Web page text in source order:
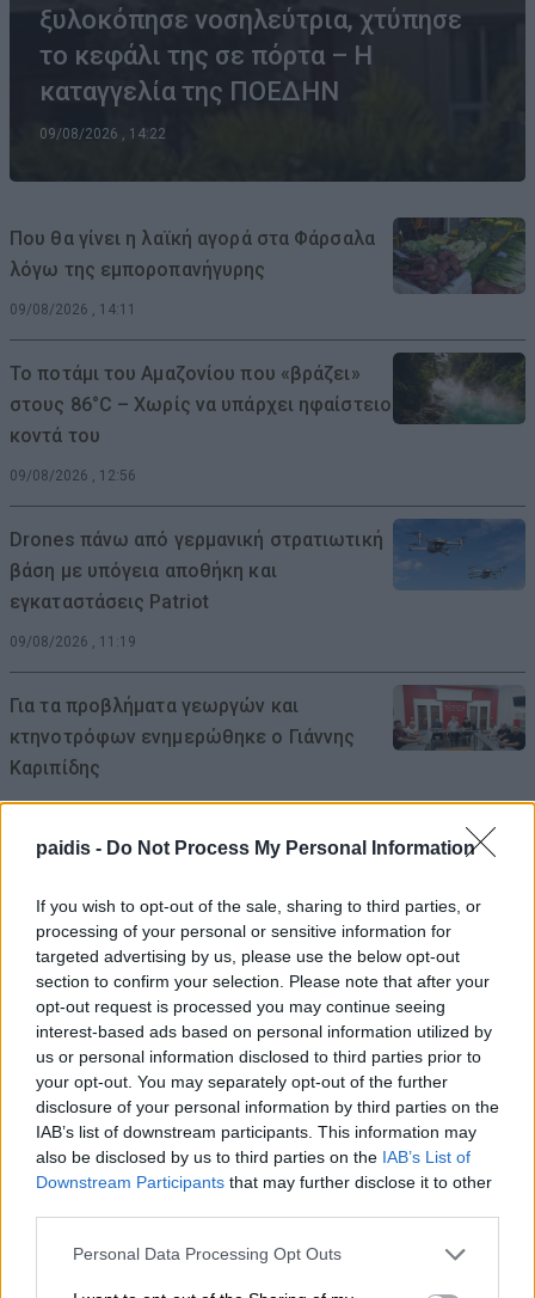
paidis - Do Not Process My Personal Information
If you wish to opt-out of the sale, sharing to third parties, or
processing of your personal or sensitive information for
targeted advertising by us, please use the below opt-out
section to confirm your selection. Please note that after your
opt-out request is processed you may continue seeing
interest-based ads based on personal information utilized by
us or personal information disclosed to third parties prior to
your opt-out. You may separately opt-out of the further
disclosure of your personal information by third parties on the
IAB’s list of downstream participants. This information may
also be disclosed by us to third parties on the IAB’s List of
Downstream Participants that may further disclose it to other
Personal Data Processing Opt Outs
ξυλοκόπησε νοσηλεύτρια, χτύπησε
το κεφάλι της σε πόρτα – Η
καταγγελία της ΠΟΕΔΗΝ
09/08/2026 , 14:22
Που θα γίνει η λαϊκή αγορά στα Φάρσαλα
λόγω της εμποροπανήγυρης
09/08/2026 , 14:11
Το ποτάμι του Αμαζονίου που «βράζει»
στους 86°C – Χωρίς να υπάρχει ηφαίστειο
κοντά του
09/08/2026 , 12:56
Drones πάνω από γερμανική στρατιωτική
βάση με υπόγεια αποθήκη και
εγκαταστάσεις Patriot
09/08/2026 , 11:19
Για τα προβλήματα γεωργών και
κτηνοτρόφων ενημερώθηκε ο Γιάννης
Καριπίδης
09/08/2026 , 11:07
για διατάραξη κοινής ησυχίας
09/08/2026 , 10:41
Λάμπρος Ζάρρας: Οι αγρότες χρειάζονται
έργα, όχι επικοινωνιακούς
πανηγυρισμούς
09/08/2026 , 10:17
Τροχαίο με τραυματίες αστυνομικούς –